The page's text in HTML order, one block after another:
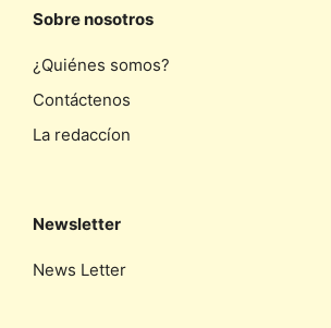
Sobre nosotros
¿Quiénes somos?
Contáctenos
La redaccíon
Newsletter
News Letter